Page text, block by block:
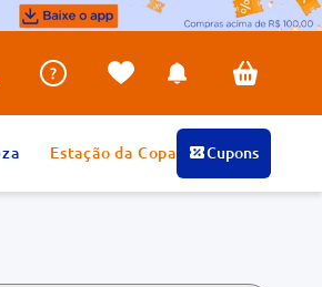
Estação da Copa Cupons